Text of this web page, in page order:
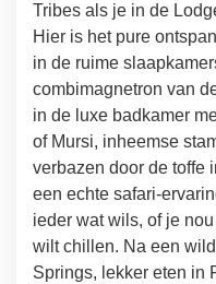
Tribes als je in de
Hier is het pure
in de ruime
combimagnetron van
in de luxe badkamer
of Mursi, inheemse
verbazen door de toffe
een echte safari-
ieder wat wils, of je
wilt chillen. Na een
Springs, lekker eten in